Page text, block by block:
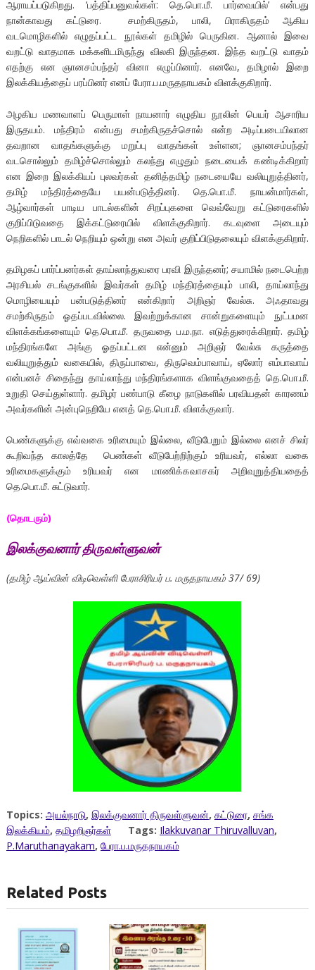
ஆராயப்படுகிறது. ‘பத்திப்பனுவல்கள்: தெ.பொ.மீ. பார்வையில்’ என்பது
நான்காவது கட்டுரை. சமற்கிருதம், பாலி, பிராகிருதம் ஆகிய
வடமொழிகளில் எழுதப்பட்ட நூல்கள் தமிழில் பெருகின. ஆனால் இவை
வறட்டு வாதமாக மக்களிடமிருந்து விலகி இருந்தன. இந்த வறட்டு வாதம்
எதற்கு என ஞானசம்பந்தர் வினா எழுப்பினார். எனவே, தமிழால் இறை
இலக்கியத்தைப் பரப்பினர் எனப் பேரா.ப.மருதநாயகம் விளக்குகிறார்.
அழகிய மணவாளப் பெருமாள் நாயனார் எழுதிய நூலின் பெயர் ஆசாரிய
இருதயம். மந்திரம் என்பது சமற்கிருதச்சொல் என்ற அடிப்படையிலான
தவறான வாதங்களுக்கு மறுப்பு வாதங்கள் உள்ளன; ஞானசம்பந்தர்
வடசொல்லும் தமிழ்ச்சொல்லும் கலந்து எழுதும் நடையைக் கண்டிக்கிறார்
என இறை இலக்கியப் புலவர்கள் தனித்தமிழ் நடையையே வலியுறுத்தினர்,
தமிழ் மந்திரத்தையே பயன்படுத்தினர். தெ.பொ.மீ. நாயன்மார்கள்,
ஆழ்வார்கள் பாடிய பாடல்களின் சிறப்புகளை வெவ்வேறு கட்டுரைகளில்
குறிப்பிடுவதை இக்கட்டுரையில் விளக்குகிறார். கடவுளை அடையும்
நெறிகளில் பாடல் நெறியும் ஒன்று என அவர் குறிப்பிடுதலையும் விளக்குகிறார்.
தமிழகப் பார்ப்பனர்கள் தாய்லாந்துவரை பரவி இருந்தனர்; சயாமில் நடைபெற்ற
அரசியல் சடங்குகளில் இவர்கள் தமிழ் மந்திரத்தையும் பாலி, தாய்லாந்து
மொழியையும் பன்படுத்தினர் என்கிறார் அறிஞர் வேல்சு. அஃதாவது
சமற்கிருதம் ஓதப்படவில்லை. இவற்றுக்கான சான்றுகளையும் நுட்பமன
விளக்கங்களையும் தெ.பொ.மீ. தருவதை ப.ம.நா. எடுத்துரைக்கிறார். தமிழ்
மந்திரங்களே அங்கு ஓதப்பட்டன என்னும் அறிஞர் வேல்சு கருத்தை
வலியுறுத்தும் வகையில், திருப்பாவை, திருவெம்பாவாய், ஏலோர் எம்பாவாய்
என்பனச் சிதைந்து தாய்லாந்து மந்திரங்களாக விளங்குவதைத் தெ.பொ.மீ.
உறுதி செய்துள்ளார். தமிழர் பண்பாடு கீழை நாடுகளில் பரவியதன் காரணம்
அவர்களின் அன்புநெறியே எனத் தெ.பொ.மீ. விளக்குவார்.
பெண்களுக்கு எவ்வகை உரிமையும் இல்லை, வீடுபேறும் இல்லை எனச் சிலர்
கூறிவந்த காலத்தே பெண்கள் வீடுபேற்றிற்கும் உரியவர், எல்லா வகை
உரிமைகளுக்கும் உரியவர் என மாணிக்கவாசகர் அறிவுறுத்தியதைத்
தெ.பொ.மீ. சுட்டுவார்.
(தொடரும்)
இலக்குவனார் திருவள்ளுவன்
(தமிழ் ஆய்வின் விடிவெள்ளி பேராசிரியர் ப. மருதநாயகம் 37/ 69)
Topics: அயல்நாடு, இலக்குவனார் திருவள்ளுவன், கட்டுரை, சங்க
இலக்கியம், தமிழறிஞர்கள் Tags: Ilakkuvanar Thiruvalluvan,
P.Maruthanayakam, பேரா.ப.மருதநாயகம்
Related Posts